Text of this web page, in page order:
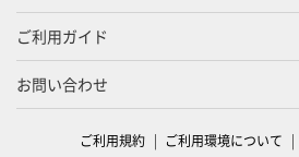
ご利用ガイド
お問い合わせ
ご利用規約 ご利用環境について